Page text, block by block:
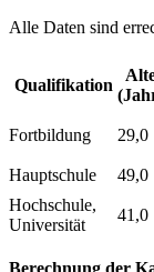
Alle Daten sind
Qualifikation
Fortbildung 29,0
Hauptschule
49,0
Hochschule,
Universität
41,0